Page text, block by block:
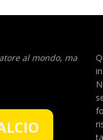
al mondo, ma